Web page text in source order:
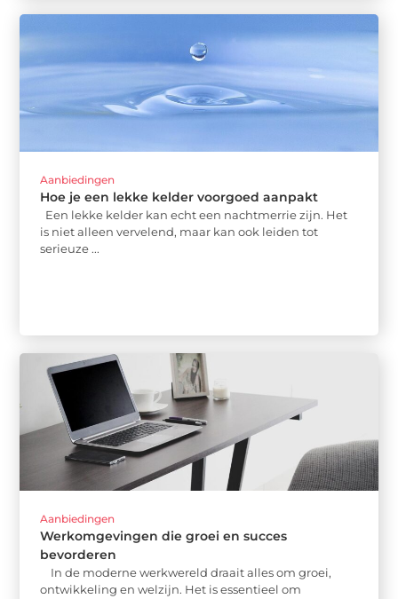
Aanbiedingen
Hoe je een lekke kelder voorgoed aanpakt
Een lekke kelder kan echt een nachtmerrie zijn. Het
is niet alleen vervelend, maar kan ook leiden tot
serieuze ...
Aanbiedingen
Werkomgevingen die groei en succes
bevorderen
In de moderne werkwereld draait alles om groei,
ontwikkeling en welzijn. Het is essentieel om